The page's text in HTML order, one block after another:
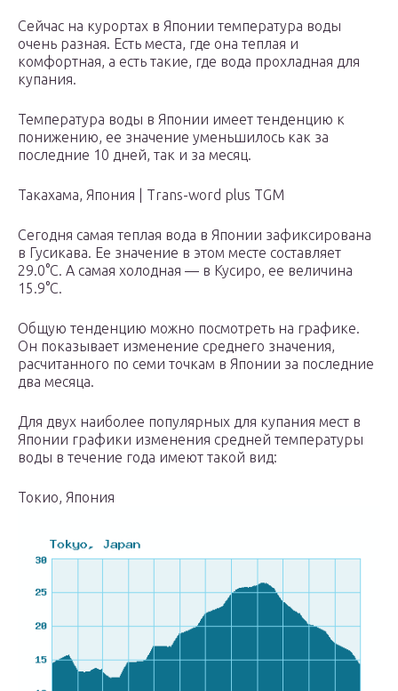
Сейчас на курортах в Японии температура воды
очень разная. Есть места, где она теплая и
комфортная, а есть такие, где вода прохладная для
купания.
Температура воды в Японии имеет тенденцию к
понижению, ее значение уменьшилось как за
последние 10 дней, так и за месяц.
Такахама, Япония | Trans-word plus TGM
Сегодня самая теплая вода в Японии зафиксирована
в Гусикава. Ее значение в этом месте составляет
29.0°C. А самая холодная — в Кусиро, ее величина
15.9°C.
Общую тенденцию можно посмотреть на графике.
Он показывает изменение среднего значения,
расчитанного по семи точкам в Японии за последние
два месяца.
Для двух наиболее популярных для купания мест в
Японии графики изменения средней температуры
воды в течение года имеют такой вид:
Токио, Япония